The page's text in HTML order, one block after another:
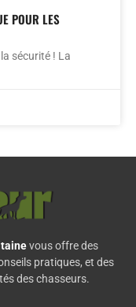
POUR LES
sécurité ! La
vous offre des
pratiques, et des
des chasseurs.